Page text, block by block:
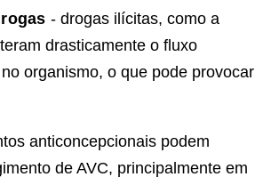
- drogas ilícitas, como a
drasticamente o fluxo
organismo, o que pode provocar
anticoncepcionais podem
de AVC, principalmente em